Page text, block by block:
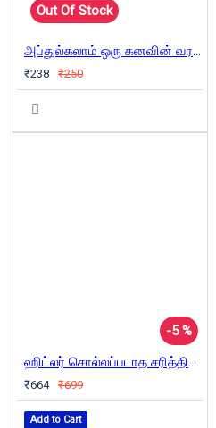
Out Of Stock
அப்துல்கலாம் ஒரு கனவின் வரலாறு
₹238 ₹250
-5 %
ஹிட்லர் சொல்லப்படாத சரித்திரம்
₹664 ₹699
Add to Cart